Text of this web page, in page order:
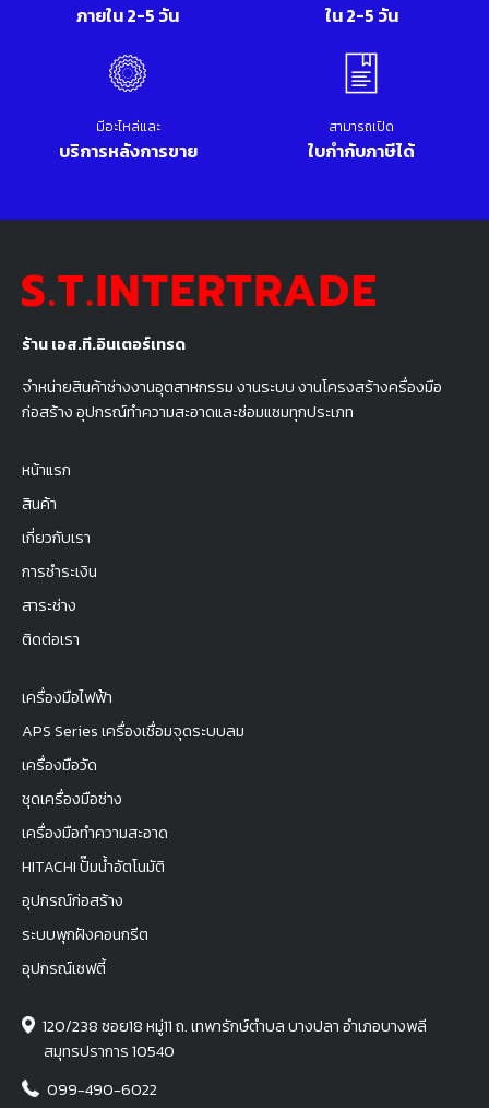
ร้าน เอส.ที.อินเตอร์เทรด
จำหน่ายสินค้าช่างงานอุตสาหกรรม งานระบบ งานโครงสร้างครื่องมือ
ก่อสร้าง อุปกรณ์ทำความสะอาดและซ่อมแซมทุกประเภท
หน้าแรก
สินค้า
เกี่ยวกับเรา
การชำระเงิน
สาระช่าง
ติดต่อเรา
เครื่องมือไฟฟ้า
APS Series เครื่องเชื่อมจุดระบบลม
เครื่องมือวัด
ชุดเครื่องมือช่าง
เครื่องมือทำความสะอาด
HITACHI ปั๊มน้ำอัตโนมัติ
อุปกรณ์ก่อสร้าง
ระบบพุกฝังคอนกรีต
อุปกรณ์เซฟตี้
120/238 ซอย18 หมู่11 ถ. เทพารักษ์ตำบล บางปลา อำเภอบางพลี
สมุทรปราการ 10540
099-490-6022
ภายใน 2-5 วัน ใน 2-5 วัน
มีอะไหล่และ
บริการหลังการขาย
สามารถเปิด
ใบกำกับภาษีได้